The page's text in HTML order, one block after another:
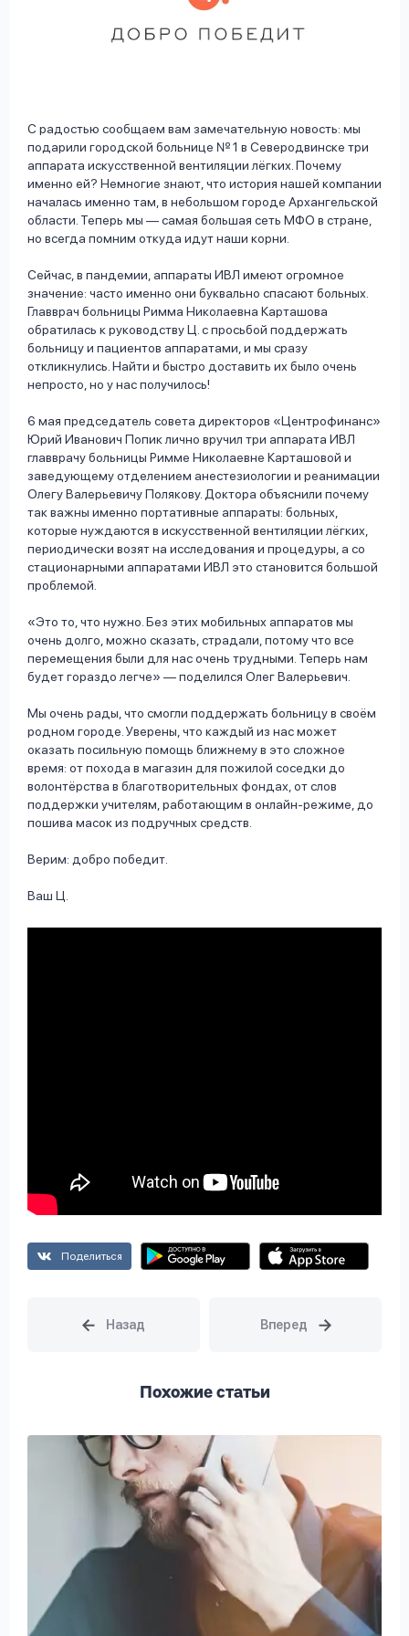
С радостью сообщаем вам замечательную новость: мы
подарили городской больнице № 1 в Северодвинске три
аппарата искусственной вентиляции лёгких. Почему
именно ей? Немногие знают, что история нашей компании
началась именно там, в небольшом городе Архангельской
области. Теперь мы — самая большая сеть МФО в стране,
но всегда помним откуда идут наши корни.
Сейчас, в пандемии, аппараты ИВЛ имеют огромное
значение: часто именно они буквально спасают больных.
Главврач больницы Римма Николаевна Карташова
обратилась к руководству Ц. с просьбой поддержать
больницу и пациентов аппаратами, и мы сразу
откликнулись. Найти и быстро доставить их было очень
непросто, но у нас получилось!
6 мая председатель совета директоров «Центрофинанс»
Юрий Иванович Попик лично вручил три аппарата ИВЛ
главврачу больницы Римме Николаевне Карташовой и
заведующему отделением анестезиологии и реанимации
Олегу Валерьевичу Полякову. Доктора объяснили почему
так важны именно портативные аппараты: больных,
которые нуждаются в искусственной вентиляции лёгких,
периодически возят на исследования и процедуры, а со
стационарными аппаратами ИВЛ это становится большой
проблемой.
«Это то, что нужно. Без этих мобильных аппаратов мы
очень долго, можно сказать, страдали, потому что все
перемещения были для нас очень трудными. Теперь нам
будет гораздо легче» — поделился Олег Валерьевич.
Мы очень рады, что смогли поддержать больницу в своём
родном городе. Уверены, что каждый из нас может
оказать посильную помощь ближнему в это сложное
время: от похода в магазин для пожилой соседки до
волонтёрства в благотворительных фондах, от слов
поддержки учителям, работающим в онлайн-режиме, до
пошива масок из подручных средств.
Верим: добро победит.
Ваш Ц.
Поделиться
Похожие статьи
Оформить заявку
Войти под другим номером
Ответы
на
вопросы